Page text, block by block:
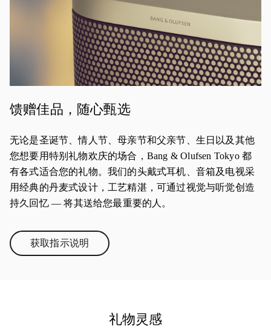
馈赠佳品，随心甄选
无论是圣诞节、情人节、母亲节和父亲节、生日以及其他
您想要用特别礼物欢庆的场合，Bang & Olufsen Tokyo 都
有各式适合您的礼物。我们的头戴式耳机、音箱及电视采
用经典的丹麦式设计，工艺精湛，可通过视觉与听觉创造
持久回忆 — 将其送给您最重要的人。
获取指示说明Link Opens in New Tab
礼物灵感